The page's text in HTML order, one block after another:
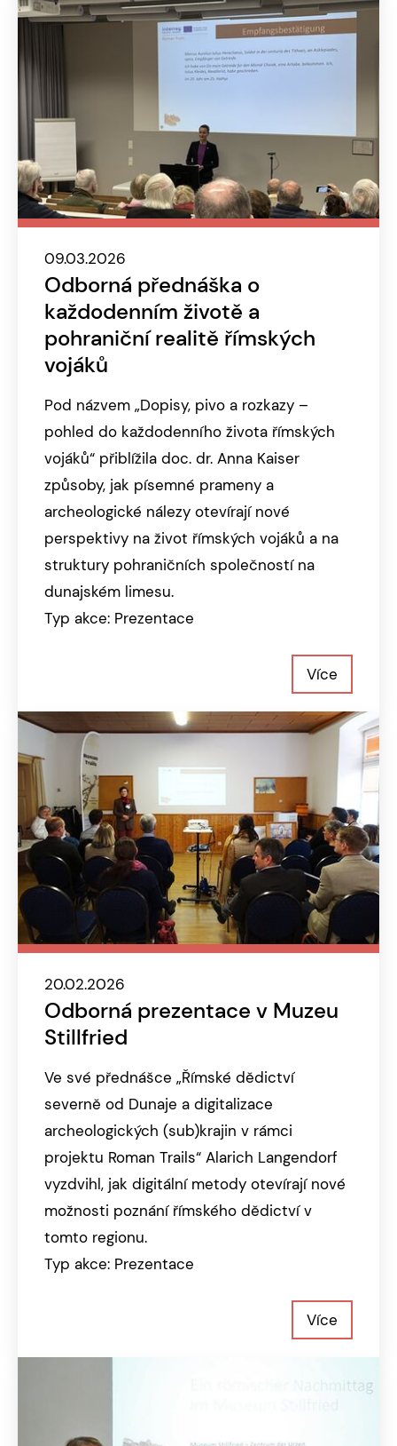
09.03.2026
Odborná přednáška o
každodenním životě a
pohraniční realitě římských
vojáků
Pod názvem „Dopisy, pivo a rozkazy –
pohled do každodenního života římských
vojáků“ přiblížila doc. dr. Anna Kaiser
způsoby, jak písemné prameny a
archeologické nálezy otevírají nové
perspektivy na život římských vojáků a na
struktury pohraničních společností na
dunajském limesu.
Typ akce: Prezentace
Více
20.02.2026
Odborná prezentace v Muzeu
Stillfried
Ve své přednášce „Římské dědictví
severně od Dunaje a digitalizace
archeologických (sub)krajin v rámci
projektu Roman Trails“ Alarich Langendorf
vyzdvihl, jak digitální metody otevírají nové
možnosti poznání římského dědictví v
tomto regionu.
Typ akce: Prezentace
Více